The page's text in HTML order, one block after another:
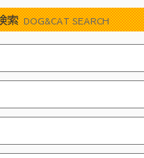
頭やってきました！（瑞江店）
頭やってきました！（新浦安店
８頭やってきました！（武蔵狭山店
頭やってきました！（瑞江店）
頭やってきました！（津田沼店
１頭やってきました！（瑞江店
索 DOG&CAT SEARCH